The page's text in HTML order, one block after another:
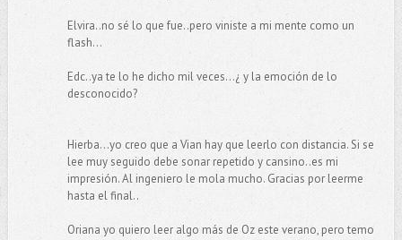
Elvira..no sé lo que fue..pero viniste a mi mente como un
flash...
Edc..ya te lo he dicho mil veces...¿ y la emoción de lo
desconocido?
Hierba...yo creo que a Vian hay que leerlo con distancia. Si se
lee muy seguido debe sonar repetido y cansino..es mi
impresión. Al ingeniero le mola mucho. Gracias por leerme
hasta el final..
Oriana yo quiero leer algo más de Oz este verano, pero temo